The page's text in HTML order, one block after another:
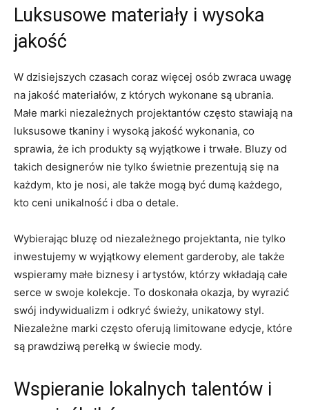
Luksusowe materiały i wysoka
jakość
W ⁢dzisiejszych⁣ czasach coraz więcej osób⁢ zwraca uwagę
na jakość materiałów, z których wykonane są ubrania.⁣
Małe marki niezależnych projektantów często stawiają na
luksusowe ⁢tkaniny i ​wysoką jakość wykonania, co
sprawia, że‌ ich⁢ produkty są wyjątkowe i trwałe. Bluzy ‍od
takich designerów nie tylko świetnie prezentują⁢ się na
każdym, ⁤kto ‌je nosi, ‌ale także mogą ⁤być dumą każdego,
kto ceni unikalność⁣ i dba o detale.
Wybierając ⁢bluzę‌ od niezależnego projektanta, nie tylko
inwestujemy ​w wyjątkowy element garderoby, ale także
wspieramy ‍małe ⁢biznesy ‌i artystów, ⁤którzy wkładają całe
serce w swoje kolekcje. ⁤To doskonała okazja, ​by ​wyrazić
swój indywidualizm ⁢i⁣ odkryć świeży, unikatowy‌ styl.
Niezależne⁤ marki często ⁢oferują limitowane edycje, które
są ⁤prawdziwą perełką w świecie mody.
Wspieranie lokalnych⁣ talentów i